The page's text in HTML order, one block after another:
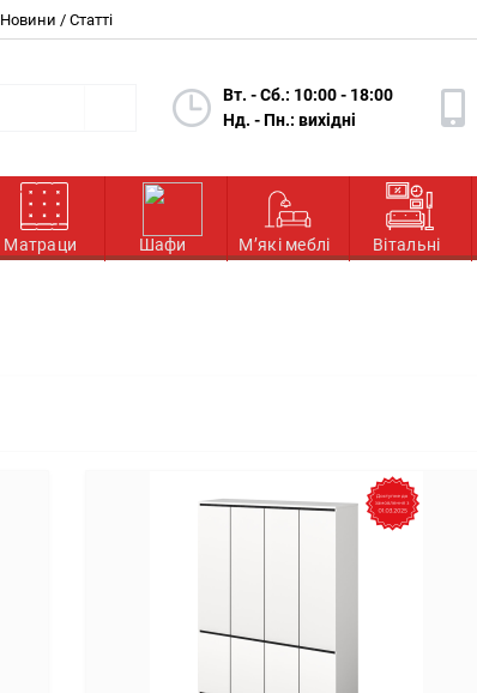
Новини / Статті
Вт. - Сб.: 10:00 - 18:00
Нд. - Пн.: вихідні
Матраци Шафи М’які меблі Вітальні